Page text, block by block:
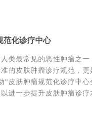
范化诊疗中心
类最常见的恶性肿瘤之
的皮肤肿瘤诊疗规范，
“皮肤肿瘤规范化诊疗中
进一步提升皮肤肿瘤诊疗